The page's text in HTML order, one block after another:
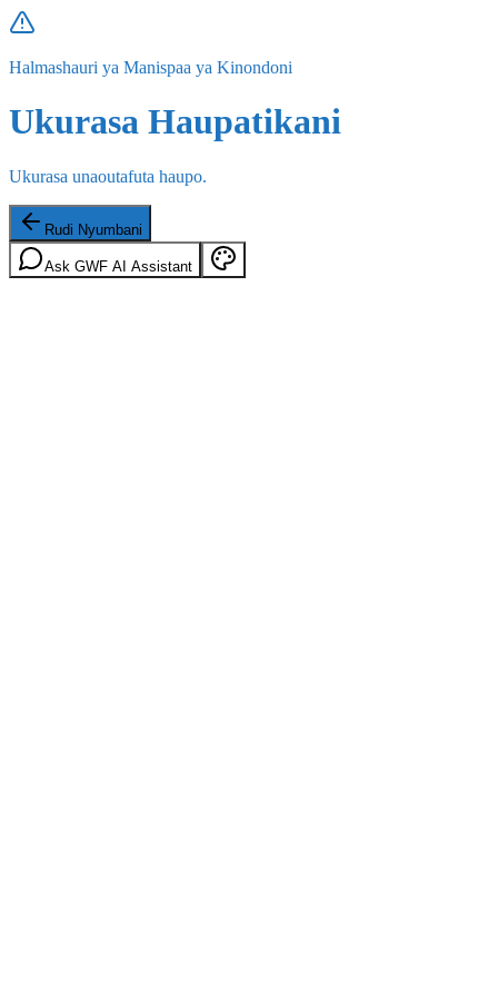
Halmashauri ya Manispaa ya Kinondoni
Ukurasa Haupatikani
Ukurasa unaoutafuta haupo.
Rudi Nyumbani
Ask GWF AI Assistant